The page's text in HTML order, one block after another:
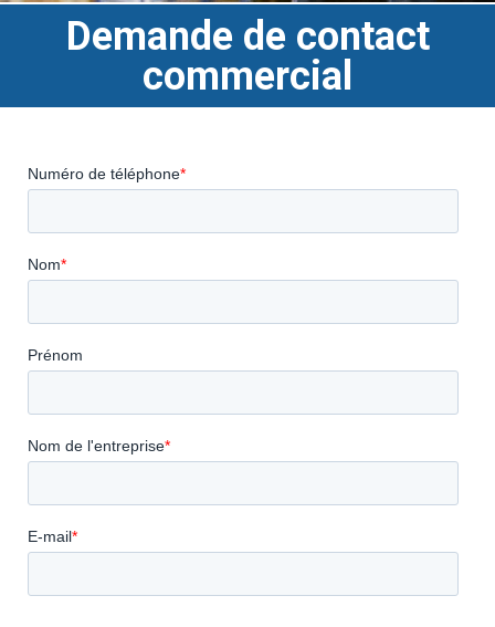
Demande de contact
commercial